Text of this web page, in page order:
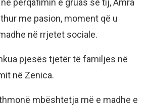
përqafimin e gruas së tij, Amra
me pasion, moment që u
në rrjetet sociale.
pjesës tjetër të familjes në
në Zenica.
mbështetja më e madhe e